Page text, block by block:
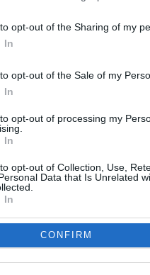
opt-out of the Sharing of my
In
opt-out of the Sale of my
In
opt-out of processing my
In
opt-out of Collection, Use,
Data that Is Unrelated
In
CONFIRM
"Se ruega mantenga
crispación"
e intente utilizar una
PROCEDIMENTO